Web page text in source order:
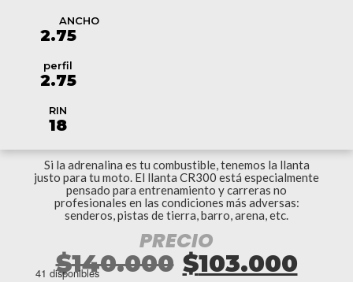
ANCHO
2.75
perfil
2.75
RIN
18
Si la adrenalina es tu combustible, tenemos la llanta
justo para tu moto. El llanta CR300 está especialmente
pensado para entrenamiento y carreras no
profesionales en las condiciones más adversas:
senderos, pistas de tierra, barro, arena, etc.
PRECIO
$140.000 El
$103.000El
41 disponibles